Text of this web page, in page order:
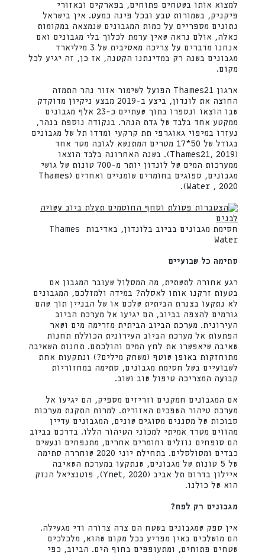
למצוא אותו בשטחים פתוחים, בפארקים ובאזורי
פיקניק, בשמורות טבע ובכל פינה כמעט. אין בישראל
נתונים מספריים על כמות המגבונים שנמצאה במקומות
כאלה, אולם נראה שאין ערמת לכלוך בלי מגבונים ואם
אנחנו מדברים על צריכה מאסיבית של 3 מיליארד
מגבונים בשנה רק במדינתנו הקטנה, אז כן, זה יגיע לכל
מקום.
ארגון Thames21 הפועל לשימור אזור נהר התמזה
החוצה את לונדון, ביצע ב-2019 מבצע ניקיון מדוקדק
שבו הוצאו ונספרו בתוך שעתיים כ-23 אלף מגבונים
ממקטע אחד בלבד של גדת הנהר. בנקודה נוספת בנהר,
נעזרו במיפוי גאוגרפי תת קרקעי ומדדו תל של מגבונים
בגודל של 50*17 מטרים המתנשא לגובה מטר אחד
(Thames21, 2019). בשנה האחרונה בלבד הוצאו
ממערכות המים של לונדון יותר מ-700 טונות של גושי
מגבונים, ספוגים בחומרים שומניים ואחרים (Thames
Water , 2020).
חסימת מגבונים בביוב בלונדון, באדיבות Thames
Water
סתימה כל שבועיים
רגע אחורה לתשתית, מה המסלול שעובר המגבון אם
בטעות זרקנו אותו לאסלה? במידה ולמזלכם, המגבונים
לא נתקעו בצנרת הביתית שלכם או של הבניין תוך שהם
גורמים להצפה בביוב, הם יגיעו אל מערכת הביוב
העירונית. מערכת הביוב הביתית מזרימה מים ושאר
הפתעות אל מערכת הביוב העירונית הכוללת תחנות
שאיבה שיאפשרו את לחץ המים והולכתם. תחנות השאיבה
מתוחזקות באופן שוטף (משחק מילים?) ונתקעות אחת
לשבועיים בשל חסימת מגבונים, סתימה במחזוריות
קבועה המצריכה טיפול שוב ושוב.
אם המגבונים חמקנים וזריזים מספיק, הם יגיעו אל
מערכת טיהור השפכים האזורית. למרות התקנת מערכות
סבוכות של מסננים מסוגים שונים, המגבונים עדיין
מהווים מטרד אמיתי למכוני הטיהור הללו. בדרכם בביוב
הם סופחים נוזלים וחומרים אחרים, מתנפחים ונעשים
כבדים ומסולסלים. בתחילת יוני 2020 שוחררה סתימה
של 5 טונות של מגבונים, שנתקעו במערכת השאיבה
איילון בדרום תל אביב (Ynet, 2020), פוטנציאל הנזק
הוא של כולנו.
מגבונים רק לפח?
אין ספק שמגבונים בשטח הם צרה צרורה ודי מגעילה.
הם מושלכים באין מפריע בכל מקום שהוא, מלכלכים
שטחים פתוחים, ומתעופפים בחוף הים. הביוב, כפי